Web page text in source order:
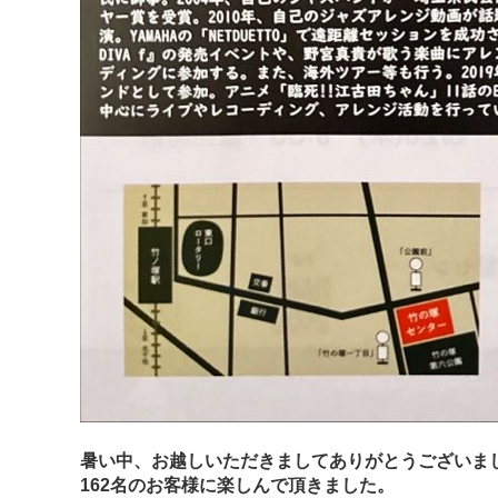
暑い中、お越しいただきましてありがとうございま
162名のお客様に楽しんで頂きました。